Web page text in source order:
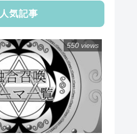
人気記事
550 views